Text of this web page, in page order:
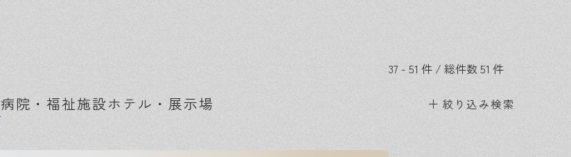
37 - 51 件 / 総件数 51 件
病院・福祉施設ホテル・展示場 絞り込み検索